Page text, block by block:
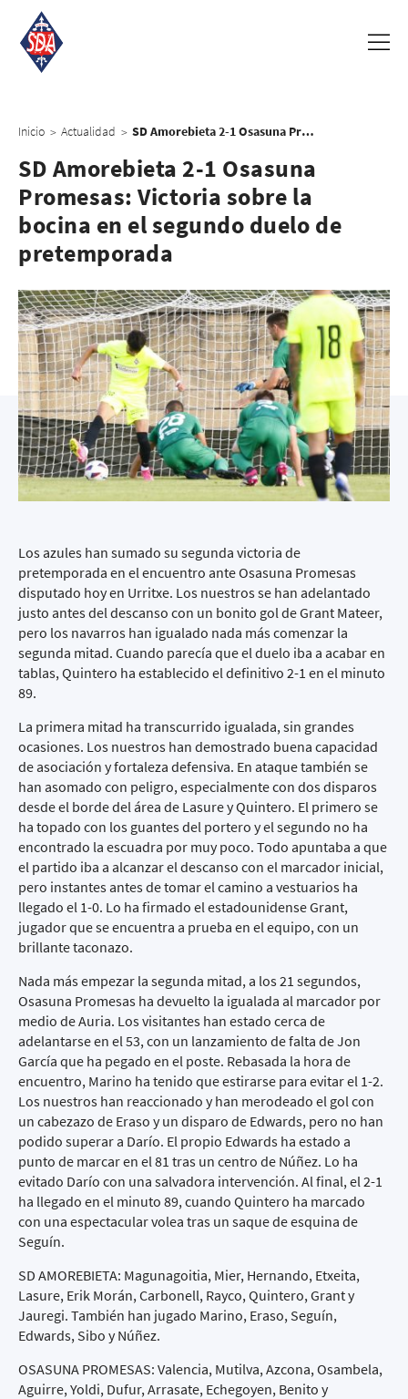
Inicio > Actualidad > SD Amorebieta 2-1 Osasuna Promesas: Victoria sobre la bocina en el segundo duelo de pretemporada
SD Amorebieta 2-1 Osasuna
Promesas: Victoria sobre la
bocina en el segundo duelo de
pretemporada
Los azules han sumado su segunda victoria de
pretemporada en el encuentro ante Osasuna Promesas
disputado hoy en Urritxe. Los nuestros se han adelantado
justo antes del descanso con un bonito gol de Grant Mateer,
pero los navarros han igualado nada más comenzar la
segunda mitad. Cuando parecía que el duelo iba a acabar en
tablas, Quintero ha establecido el definitivo 2-1 en el minuto
89.
La primera mitad ha transcurrido igualada, sin grandes
ocasiones. Los nuestros han demostrado buena capacidad
de asociación y fortaleza defensiva. En ataque también se
han asomado con peligro, especialmente con dos disparos
desde el borde del área de Lasure y Quintero. El primero se
ha topado con los guantes del portero y el segundo no ha
encontrado la escuadra por muy poco. Todo apuntaba a que
el partido iba a alcanzar el descanso con el marcador inicial,
pero instantes antes de tomar el camino a vestuarios ha
llegado el 1-0. Lo ha firmado el estadounidense Grant,
jugador que se encuentra a prueba en el equipo, con un
brillante taconazo.
Nada más empezar la segunda mitad, a los 21 segundos,
Osasuna Promesas ha devuelto la igualada al marcador por
medio de Auria. Los visitantes han estado cerca de
adelantarse en el 53, con un lanzamiento de falta de Jon
García que ha pegado en el poste. Rebasada la hora de
encuentro, Marino ha tenido que estirarse para evitar el 1-2.
Los nuestros han reaccionado y han merodeado el gol con
un cabezazo de Eraso y un disparo de Edwards, pero no han
podido superar a Darío. El propio Edwards ha estado a
punto de marcar en el 81 tras un centro de Núñez. Lo ha
evitado Darío con una salvadora intervención. Al final, el 2-1
ha llegado en el minuto 89, cuando Quintero ha marcado
con una espectacular volea tras un saque de esquina de
Seguín.
SD AMOREBIETA: Magunagoitia, Mier, Hernando, Etxeita,
Lasure, Erik Morán, Carbonell, Rayco, Quintero, Grant y
Jauregi. También han jugado Marino, Eraso, Seguín,
Edwards, Sibo y Núñez.
OSASUNA PROMESAS: Valencia, Mutilva, Azcona, Osambela,
Aguirre, Yoldi, Dufur, Arrasate, Echegoyen, Benito y